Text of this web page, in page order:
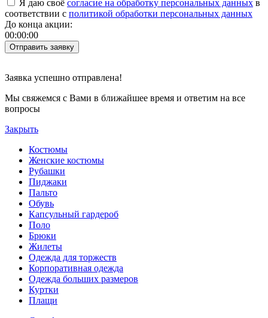
Я даю своё согласие на обработку персональных данных в
соответствии с политикой обработки персональных данных
До конца акции:
00:00:00
Заявка успешно отправлена!
Мы свяжемся с Вами в ближайшее время и ответим на все
вопросы
Закрыть
Костюмы
Женские костюмы
Рубашки
Пиджаки
Пальто
Обувь
Капсульный гардероб
Поло
Брюки
Жилеты
Одежда для торжеств
Корпоративная одежда
Одежда больших размеров
Куртки
Плащи